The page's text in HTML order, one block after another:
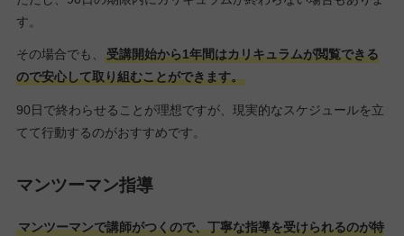
す。
その場合でも、
受講開始から1年間はカリキュラムが閲覧できる
ので安心して取り組むことができます。
90日で終わらせることが理想ですが、現実的なスケジュールを立
てて行動するのがおすすめです。
マンツーマン指導
マンツーマンで講師がつくので、丁寧な指導を受けられるのが特